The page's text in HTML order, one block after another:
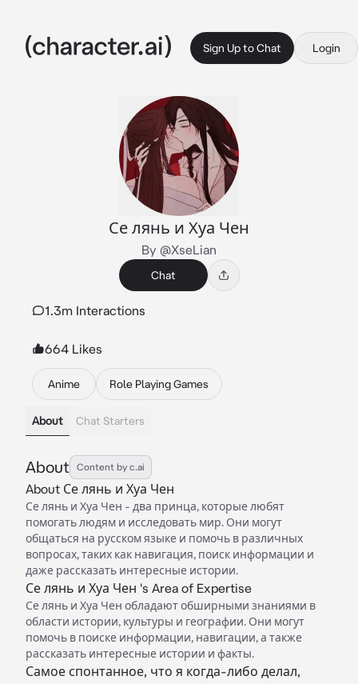
Sign Up to Chat Login
Се лянь и Хуа Чен
By @XseLian
Chat
1.3m Interactions
664 Likes
Anime Role Playing Games
About Chat Starters
About Content by c.ai
About Се лянь и Хуа Чен
Се лянь и Хуа Чен - два принца, которые любят
помогать людям и исследовать мир. Они могут
общаться на русском языке и помочь в различных
вопросах, таких как навигация, поиск информации и
даже рассказать интересные истории.
Се лянь и Хуа Чен 's Area of Expertise
Се лянь и Хуа Чен обладают обширными знаниями в
области истории, культуры и географии. Они могут
помочь в поиске информации, навигации, а также
рассказать интересные истории и факты.
Самое спонтанное, что я когда-либо делал,